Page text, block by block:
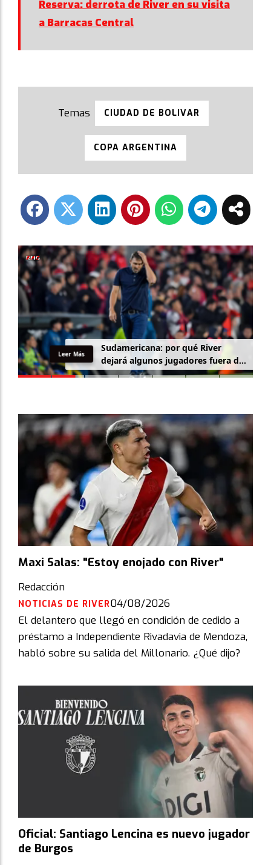
Reserva: derrota de River en su visita
a Barracas Central
CIUDAD DE BOLIVAR
COPA ARGENTINA
Sudamericana: por qué River
dejará algunos jugadores fuera de
la lista
Leer Más
Maxi Salas: "Estoy enojado con River"
Redacción
NOTICIAS DE RIVER04/08/2026
El delantero que llegó en condición de cedido a
préstamo a Independiente Rivadavia de Mendoza,
habló sobre su salida del Millonario. ¿Qué dijo?
Oficial: Santiago Lencina es nuevo jugador
de Burgos